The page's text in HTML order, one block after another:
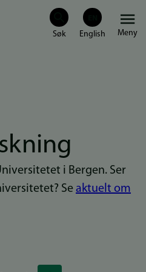
Meny
i Bergen. Ser
Se aktuelt om